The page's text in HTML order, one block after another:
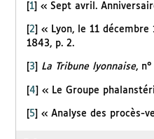
[1] « Sept avril.
[2] « Lyon, le 11
1843, p. 2.
3 La Tribune lyonnaise,
[4] « Le Groupe
5] « Analyse des procès-